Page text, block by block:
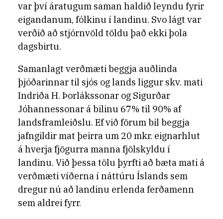
var því áratugum saman haldið leyndu fyrir
eigandanum, fólkinu í landinu. Svo lágt var
verðið að stjórnvöld töldu það ekki þola
dagsbirtu.
Samanlagt verðmæti beggja auðlinda
þjóðarinnar til sjós og lands liggur skv. mati
Indriða H. Þorlákssonar og Sigurðar
Jóhannessonar á bilinu 67% til 90% af
landsframleiðslu. Ef við förum bil beggja
jafngildir mat þeirra um 20 mkr. eignarhlut
á hverja fjögurra manna fjölskyldu í
landinu. Við þessa tölu þyrfti að bæta mati á
verðmæti víðerna í náttúru Íslands sem
dregur nú að landinu erlenda ferðamenn
sem aldrei fyrr.